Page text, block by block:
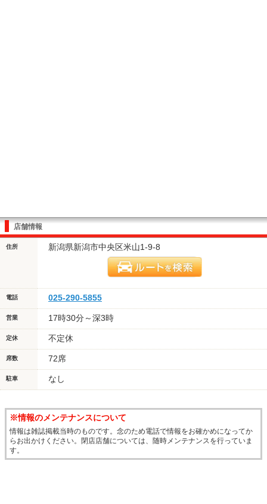
店舗情報
住所 新潟県新潟市中央区米山1-9-8
電話 025-290-5855
営業 17時30分～深3時
定休 不定休
席数 72席
駐車 なし
※情報のメンテナンスについて
情報は雑誌掲載当時のものです。念のため電話で情報をお確かめになってか
らお出かけください。閉店店舗については、随時メンテナンスを行っていま
す。